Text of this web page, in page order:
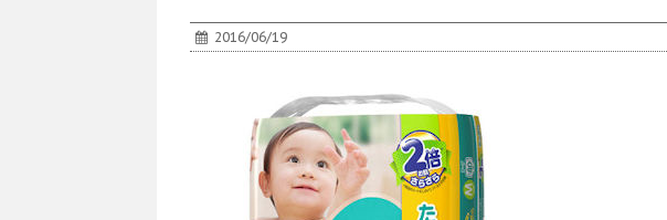
2016/06/19